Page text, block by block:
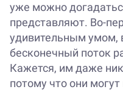
уже можно
представляют. Во-
удивительным умом,
бесконечный поток
Кажется, им даже
потому что они могут